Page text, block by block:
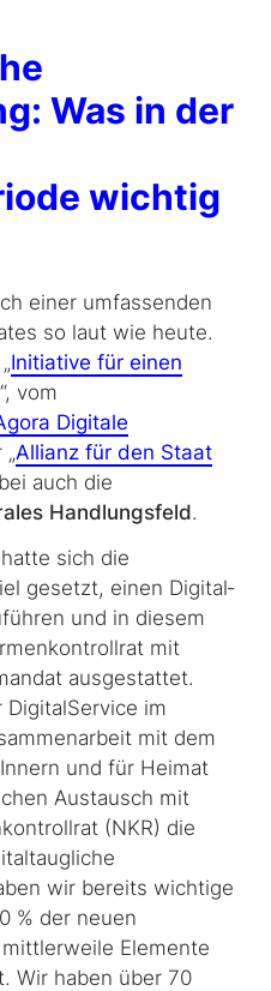
Was in der
wichtig
einer umfassenden
so laut wie heute.
Initiative für einen
“, vom
Digitale
„Allianz für den Staat
auch die
Handlungsfeld.
sich die
gesetzt, einen Digital­
und in diesem
mit
ausgestattet.
im
mit dem
und für Heimat
Austausch mit
(NKR) die
wir be­reits wichtige
% der neuen
Elemente
Wir haben über 70